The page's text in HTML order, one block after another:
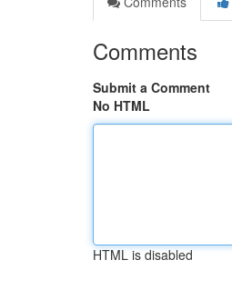
Comments
Submit a Comment
No HTML
HTML is disabled